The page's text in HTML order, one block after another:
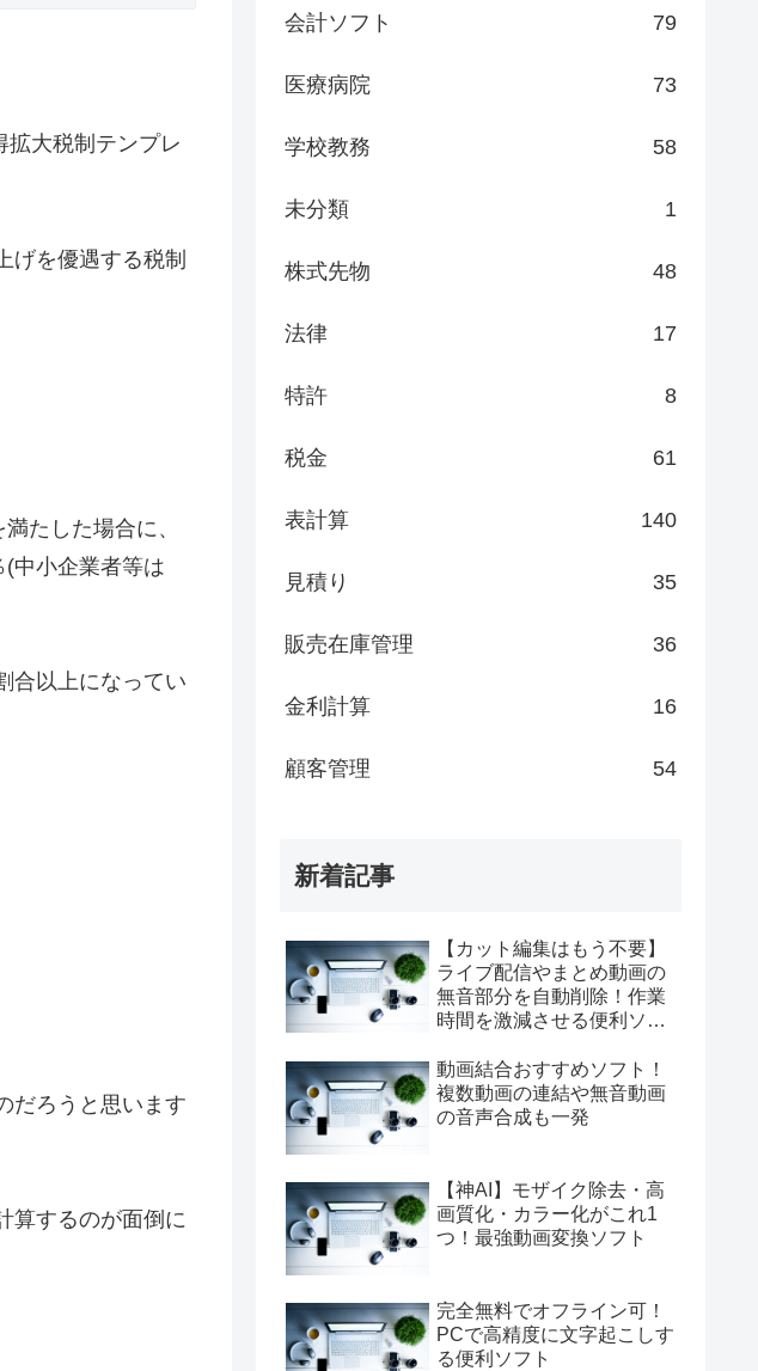
大税制テンプレ
げを優遇する税制
たした場合に、
中小企業者等は
合以上になってい
だろうと思います
算するのが面倒に
会計ソフト 79
医療病院 73
学校教務 58
未分類 1
株式先物 48
法律 17
特許 8
税金 61
表計算 140
見積り 35
販売在庫管理 36
金利計算 16
顧客管理 54
新着記事
【カット編集はもう不要】
ライブ配信やまとめ動画の
無音部分を自動削除！作業
時間を激減させる便利ソフ
動画結合おすすめソフト！
複数動画の連結や無音動画
の音声合成も一発
【神AI】モザイク除去・高
画質化・カラー化がこれ1
つ！最強動画変換ソフト
完全無料でオフライン可！
PCで高精度に文字起こしす
る便利ソフト